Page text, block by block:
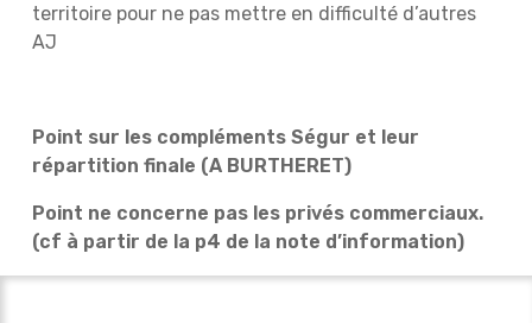
territoire pour ne pas mettre en difficulté d’autres
AJ
Point sur les compléments Ségur et leur
répartition finale (A BURTHERET)
Point ne concerne pas les privés commerciaux.
(cf à partir de la p4 de la note d’information)